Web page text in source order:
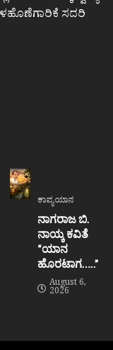
ಸದರಿ
ಕಾವ್ಯಯಾನ
ನಾಗರಾಜ ಬಿ.
ನಾಯ್ಕ ಕವಿತೆ
“ಯಾನ
ಹೊರಟಾಗ…..”
August 6,
2026